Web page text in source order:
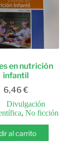
en nutrición
infantil
6,46 €
Divulgación
, No ficción
al carrito